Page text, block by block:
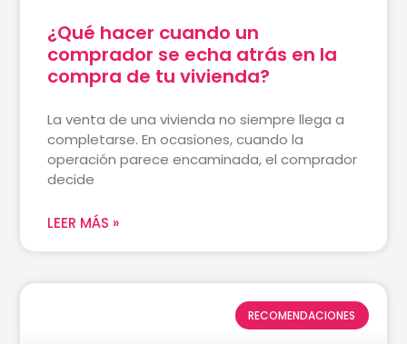
¿Qué hacer cuando un
comprador se echa atrás en la
compra de tu vivienda?
La venta de una vivienda no siempre llega a
completarse. En ocasiones, cuando la
operación parece encaminada, el comprador
decide
LEER MÁS »
RECOMENDACIONES